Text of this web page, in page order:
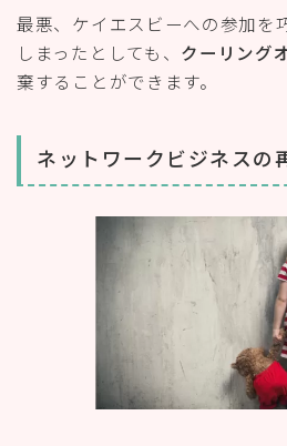
最悪、ケイエスビーへの参加を
しまったとしても、 クーリング
棄することができます。
ネットワークビジネスの